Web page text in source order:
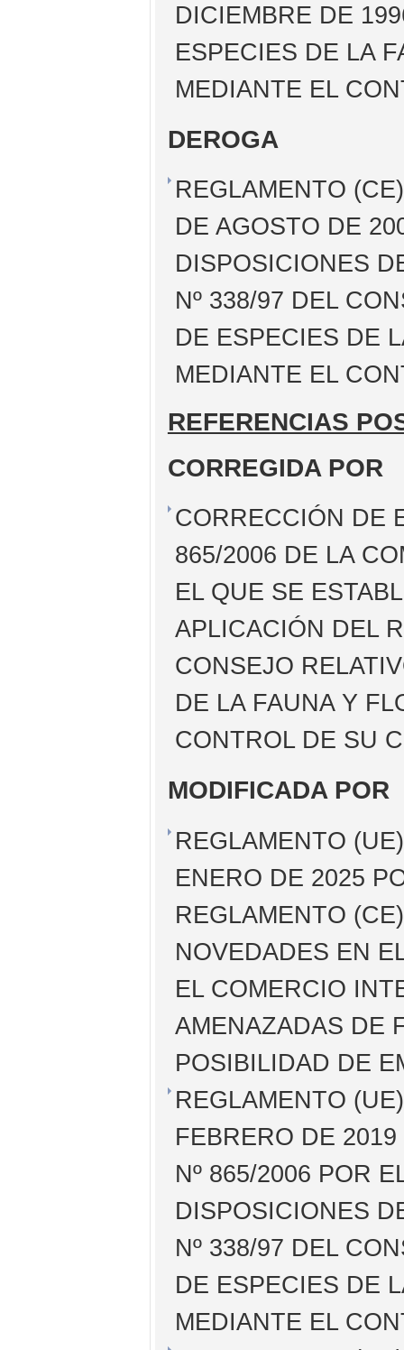
DICIEMBRE DE
ESPECIES DE LA
MEDIANTE EL
DEROGA
REGLAMENTO
DE AGOSTO DE
DISPOSICIONES
Nº 338/97 DEL
DE ESPECIES DE
MEDIANTE EL
REFERENCIAS
CORREGIDA POR
CORRECCIÓN DE
865/2006 DE LA
EL QUE SE
APLICACIÓN DEL
CONSEJO
DE LA FAUNA Y
CONTROL DE SU
MODIFICADA POR
REGLAMENTO
ENERO DE 2025
REGLAMENTO
NOVEDADES EN
EL COMERCIO
AMENAZADAS DE
POSIBILIDAD DE
REGLAMENTO
FEBRERO DE
Nº 865/2006 POR
DISPOSICIONES
Nº 338/97 DEL
DE ESPECIES DE
MEDIANTE EL